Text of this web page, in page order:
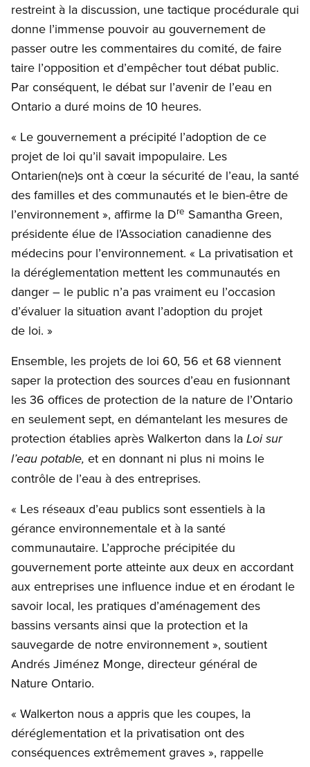
restreint à la discussion, une tactique procédurale qui
donne l’immense pouvoir au gouvernement de
passer outre les commentaires du comité, de faire
taire l’opposition et d’empêcher tout débat public.
Par conséquent, le débat sur l’avenir de l’eau en
Ontario a duré moins de 10 heures.
« Le gouvernement a précipité l’adoption de ce
projet de loi qu’il savait impopulaire. Les
Ontarien(ne)s ont à cœur la sécurité de l’eau, la santé
des familles et des communautés et le bien-être de
l’environnement », affirme la Dre Samantha Green,
présidente élue de l’Association canadienne des
médecins pour l’environnement. « La privatisation et
la déréglementation mettent les communautés en
danger – le public n’a pas vraiment eu l’occasion
d’évaluer la situation avant l’adoption du projet
de loi. »
Ensemble, les projets de loi 60, 56 et 68 viennent
saper la protection des sources d’eau en fusionnant
les 36 offices de protection de la nature de l’Ontario
en seulement sept, en démantelant les mesures de
protection établies après Walkerton dans la Loi sur
l’eau potable, et en donnant ni plus ni moins le
contrôle de l’eau à des entreprises.
« Les réseaux d’eau publics sont essentiels à la
gérance environnementale et à la santé
communautaire. L’approche précipitée du
gouvernement porte atteinte aux deux en accordant
aux entreprises une influence indue et en érodant le
savoir local, les pratiques d’aménagement des
bassins versants ainsi que la protection et la
sauvegarde de notre environnement », soutient
Andrés Jiménez Monge, directeur général de
Nature Ontario.
« Walkerton nous a appris que les coupes, la
déréglementation et la privatisation ont des
conséquences extrêmement graves », rappelle